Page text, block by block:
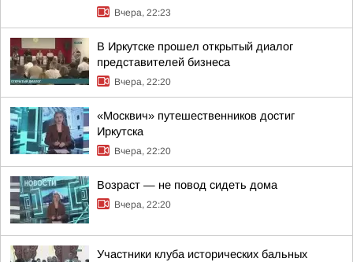
Вчера, 22:23
В Иркутске прошел открытый диалог
представителей бизнеса
Вчера, 22:20
«Москвич» путешественников достиг
Иркутска
Вчера, 22:20
Возраст — не повод сидеть дома
Вчера, 22:20
Участники клуба исторических бальных